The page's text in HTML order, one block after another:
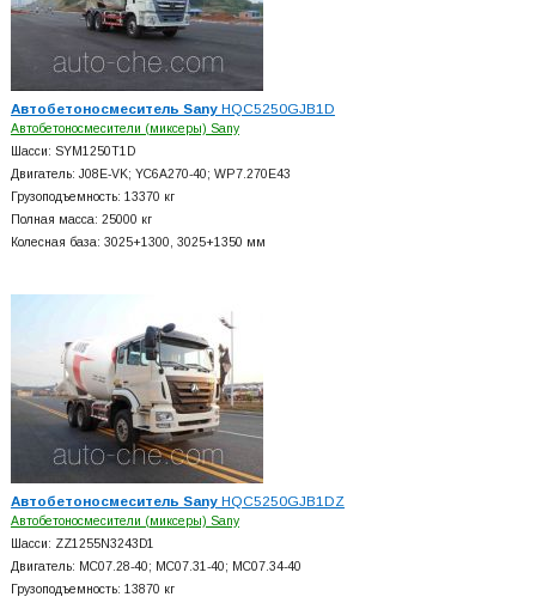
Автобетоносмеситель SanyHQC5250GJB1D
Автобетоносмесители (миксеры) Sany
Шасси: SYM1250T1D
Двигатель: J08E-VK; YC6A270-40; WP7.270E43
Грузоподъемность: 13370 кг
Полная масса: 25000 кг
Колесная база: 3025+1300, 3025+1350 мм
Автобетоносмеситель SanyHQC5250GJB1DZ
Автобетоносмесители (миксеры) Sany
Шасси: ZZ1255N3243D1
Двигатель: MC07.28-40; MC07.31-40; MC07.34-40
Грузоподъемность: 13870 кг